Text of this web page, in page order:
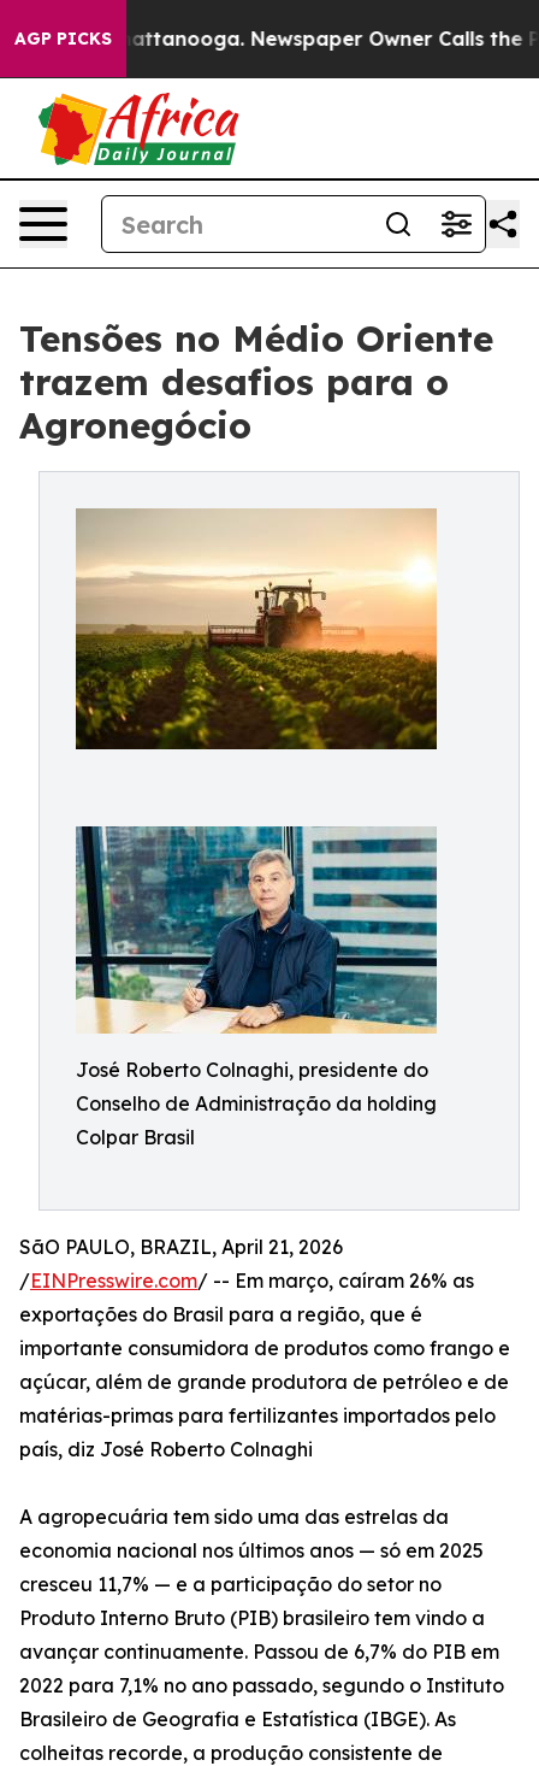
AGP PICKS
in Chattanooga. Newspaper Owner Calls the
Tensões no Médio Oriente
trazem desafios para o
Agronegócio
José Roberto Colnaghi, presidente do
Conselho de Administração da holding
Colpar Brasil
SãO PAULO, BRAZIL, April 21, 2026
/EINPresswire.com/ -- Em março, caíram 26% as
exportações do Brasil para a região, que é
importante consumidora de produtos como frango e
açúcar, além de grande produtora de petróleo e de
matérias-primas para fertilizantes importados pelo
país, diz José Roberto Colnaghi
A agropecuária tem sido uma das estrelas da
economia nacional nos últimos anos — só em 2025
cresceu 11,7% — e a participação do setor no
Produto Interno Bruto (PIB) brasileiro tem vindo a
avançar continuamente. Passou de 6,7% do PIB em
2022 para 7,1% no ano passado, segundo o Instituto
Brasileiro de Geografia e Estatística (IBGE). As
colheitas recorde, a produção consistente de